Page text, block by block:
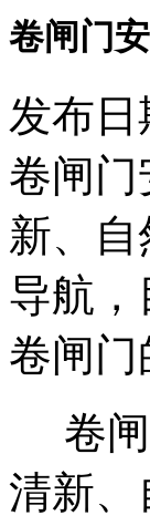
卷闸门
发布
卷闸
新、
导航
卷闸门
卷闸
清新、